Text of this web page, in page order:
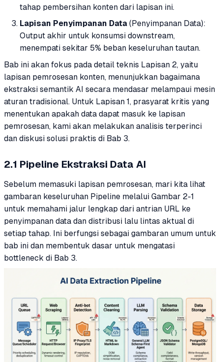
tahap pembersihan konten dari lapisan ini.
Lapisan Penyimpanan Data (Penyimpanan Data):
Output akhir untuk konsumsi downstream,
menempati sekitar 5% beban keseluruhan tautan.
Bab ini akan fokus pada detail teknis Lapisan 2, yaitu
lapisan pemrosesan konten, menunjukkan bagaimana
ekstraksi semantik AI secara mendasar melampaui mesin
aturan tradisional. Untuk Lapisan 1, prasyarat kritis yang
menentukan apakah data dapat masuk ke lapisan
pemrosesan, kami akan melakukan analisis terperinci
dan diskusi solusi praktis di Bab 3.
2.1 Pipeline Ekstraksi Data AI
Sebelum memasuki lapisan pemrosesan, mari kita lihat
gambaran keseluruhan Pipeline melalui Gambar 2-1
untuk memahami jalur lengkap dari antrian URL ke
penyimpanan data dan distribusi lalu lintas aktual di
setiap tahap. Ini berfungsi sebagai gambaran umum untuk
bab ini dan membentuk dasar untuk mengatasi
bottleneck di Bab 3.